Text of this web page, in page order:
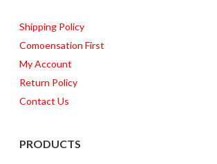
Shipping Policy
Comoensation First
My Account
Return Policy
Contact Us
PRODUCTS